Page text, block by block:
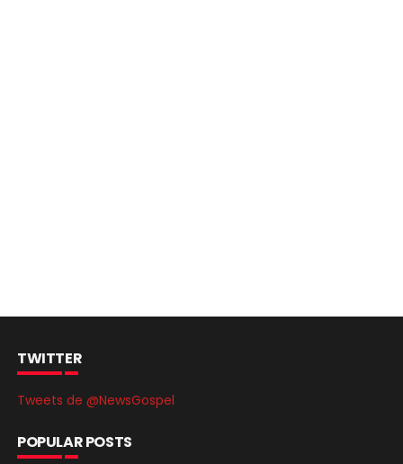
TWITTER
Tweets de @NewsGospel
POPULAR POSTS